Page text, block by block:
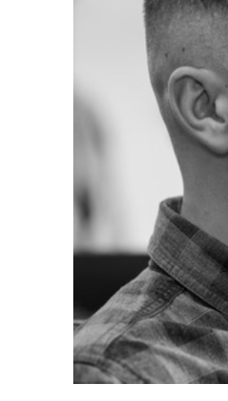
HOMME 1
homme